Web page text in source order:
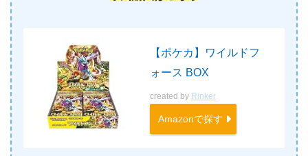
【ポケカ】ワイルドフ
ォース BOX
created by Rinker
Amazonで探す